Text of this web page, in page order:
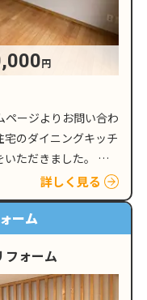
円
ージよりお問い合わ
のダイニングキッチ
ただきました。 壁
要因 新築時にはキレ
詳しく見る
ーム
フォーム